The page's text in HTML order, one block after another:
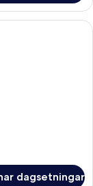
bómull, rúmföt
dagsetningar